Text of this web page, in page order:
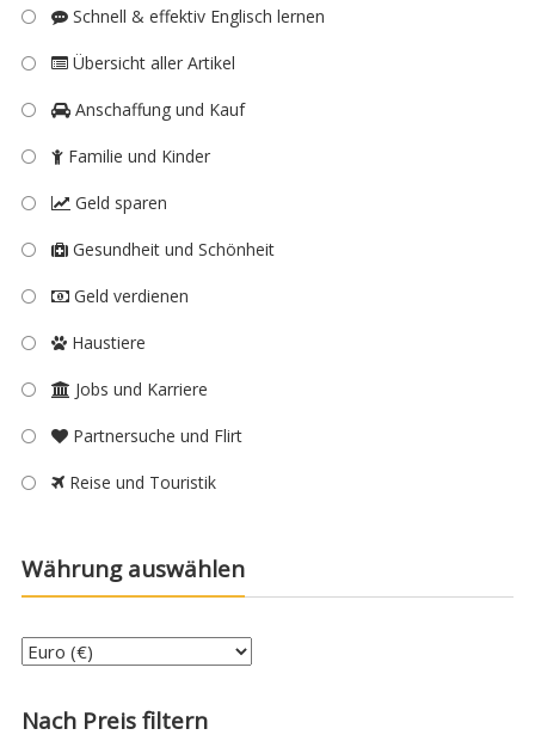
Schnell & effektiv Englisch lernen
Übersicht aller Artikel
Anschaffung und Kauf
Familie und Kinder
Geld sparen
Gesundheit und Schönheit
Geld verdienen
Haustiere
Jobs und Karriere
Partnersuche und Flirt
Reise und Touristik
Währung auswählen
Nach Preis filtern